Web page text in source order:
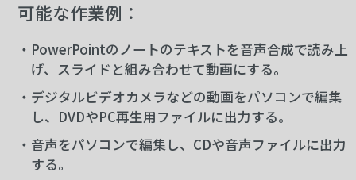
可能な作業例：
・PowerPointのノートのテキストを音声合成で読み上
げ、スライドと組み合わせて動画にする。
・デジタルビデオカメラなどの動画をパソコンで編集
し、DVDやPC再生用ファイルに出力する。
・音声をパソコンで編集し、CDや音声ファイルに出力
する。